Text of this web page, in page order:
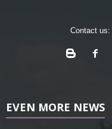
Contact us:
EVEN MORE NEWS